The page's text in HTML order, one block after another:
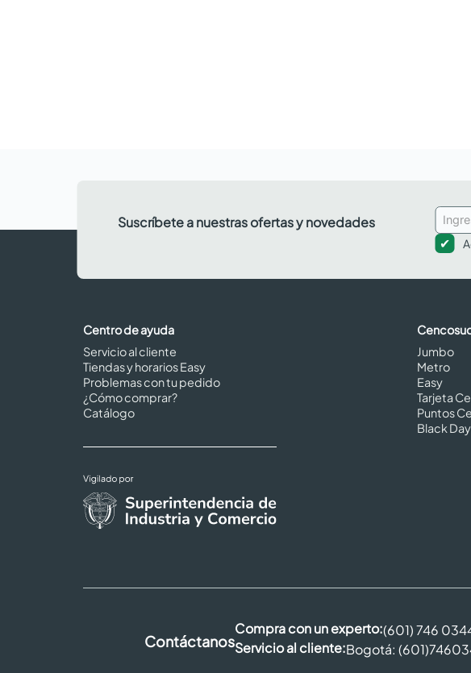
Suscríbete a nuestras ofertas y novedades
Centro de ayuda
Servicio al cliente
Tiendas y horarios Easy
Problemas con tu pedido
¿Cómo comprar?
Catálogo
Jumbo
Metro
Easy
Tarjeta
Puntos
Black
Contáctanos
Compra con un experto:(601) 746
Servicio al cliente:Bogotá: